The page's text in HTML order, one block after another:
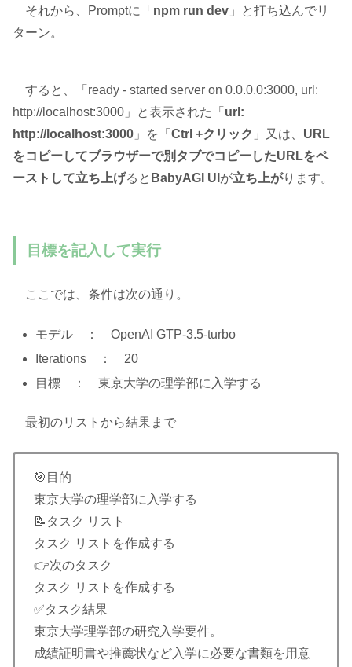
それから、Promptに「 npm run dev 」と打ち込んでリ
ターン。
すると、「ready - started server on 0.0.0.0:3000, url:
http://localhost:3000」と表示された「 url:
http://localhost:3000 」を「 Ctrl +クリック 」又は、 URL
をコピーしてブラウザーで別タブでコピーしたURLをペ
ーストして立ち上げると BabyAGI UI が立ち上がります。
目標を記入して実行
ここでは、条件は次の通り。
モデル ： OpenAI GTP-3.5-turbo
Iterations ： 20
目標 ： 東京大学の理学部に入学する
最初のリストから結果まで
🎯目的
東京大学の理学部に入学する
📝タスク リスト
タスク リストを作成する
👉次のタスク
タスク リストを作成する
✅タスク結果
東京大学理学部の研究入学要件。
成績証明書や推薦状など入学に必要な書類を用意